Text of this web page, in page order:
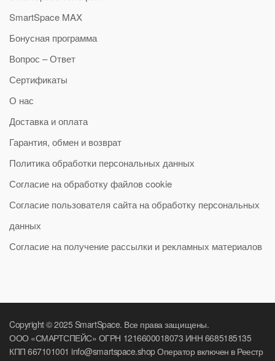
SmartSpace MAX
Бонусная программа
Вопрос – Ответ
Сертификаты
О нас
Доставка и оплата
Гарантия, обмен и возврат
Политика обработки персональных данных
Согласие на обработку файлов cookie
Согласие пользователя сайта на обработку персональных
данных
Согласие на получение рассылки и рекламных материалов
Copyright © 2025 SmartSpace. Все права защищены.
ООО «СМАРТСПЕЙС» ОГРН 1216600018073 ИНН 6685185135
КПП 667101001 info@smartspace.shop Оператор включен в Реестр